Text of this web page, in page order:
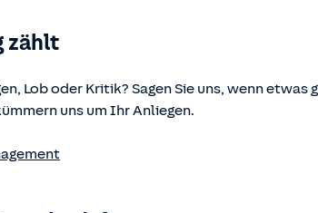
über den Versicherungsvertrag (VVG)
(VAG)
Versicherungsvermittlung und -beratung
zählt
Lob oder Kritik? Sagen Sie uns, wenn
uns um Ihr Anliegen.